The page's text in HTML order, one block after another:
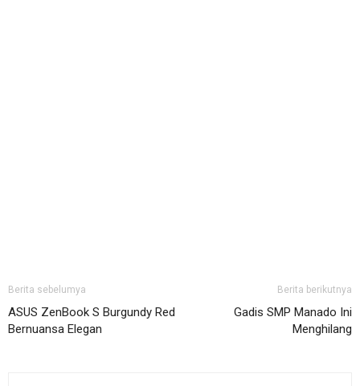
Berita sebelumya
ASUS ZenBook S Burgundy Red
Bernuansa Elegan
Berita berikutnya
Gadis SMP Manado Ini
Menghilang